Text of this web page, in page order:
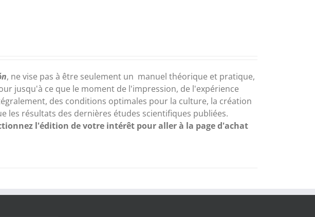
, ne vise pas à être seulement un manuel théorique et pratique,
jusqu'à ce que le moment de l'impression, de l'expérience
des conditions optimales pour la culture, la création
les résultats des dernières études scientifiques publiées.
l'édition de votre intérêt pour aller à la page d'achat